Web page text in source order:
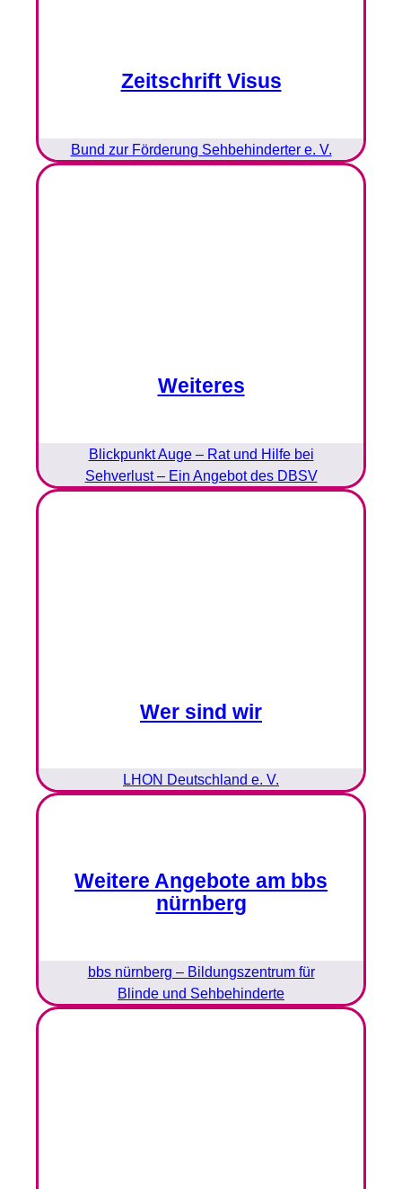
Zeitschrift Visus
Bund zur Förderung Sehbehinderter e. V.
Weiteres
Blickpunkt Auge – Rat und Hilfe bei
Sehverlust – Ein Angebot des DBSV
Wer sind wir
LHON Deutschland e. V.
Weitere Angebote am bbs
nürnberg
bbs nürnberg – Bildungszentrum für
Blinde und Sehbehinderte